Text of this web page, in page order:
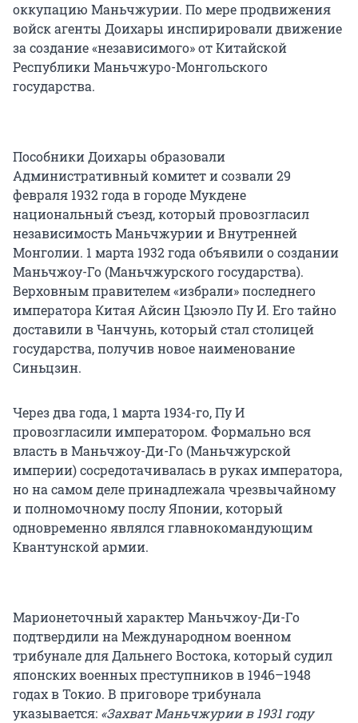
оккупацию Маньчжурии. По мере продвижения
войск агенты Доихары инспирировали движение
за создание «независимого» от Китайской
Республики Маньчжуро-Монгольского
государства.
Пособники Доихары образовали
Административный комитет и созвали 29
февраля 1932 года в городе Мукдене
национальный съезд, который провозгласил
независимость Маньчжурии и Внутренней
Монголии. 1 марта 1932 года объявили о создании
Маньчжоу-Го (Маньчжурского государства).
Верховным правителем «избрали» последнего
императора Китая Айсин Цзюэло Пу И. Его тайно
доставили в Чанчунь, который стал столицей
государства, получив новое наименование
Синьцзин.
Через два года, 1 марта 1934-го, Пу И
провозгласили императором. Формально вся
власть в Маньчжоу-Ди-Го (Маньчжурской
империи) сосредотачивалась в руках императора,
но на самом деле принадлежала чрезвычайному
и полномочному послу Японии, который
одновременно являлся главнокомандующим
Квантунской армии.
Марионеточный характер Маньчжоу-Ди-Го
подтвердили на Международном военном
трибунале для Дальнего Востока, который судил
японских военных преступников в 1946–1948
годах в Токио. В приговоре трибунала
указывается: «Захват Маньчжурии в 1931 году